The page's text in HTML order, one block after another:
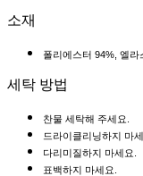
소재
폴리에스터 94%, 엘라
세탁 방법
찬물 세탁해 주세요.
드라이클리닝하지 마세
다리미질하지 마세요.
표백하지 마세요.